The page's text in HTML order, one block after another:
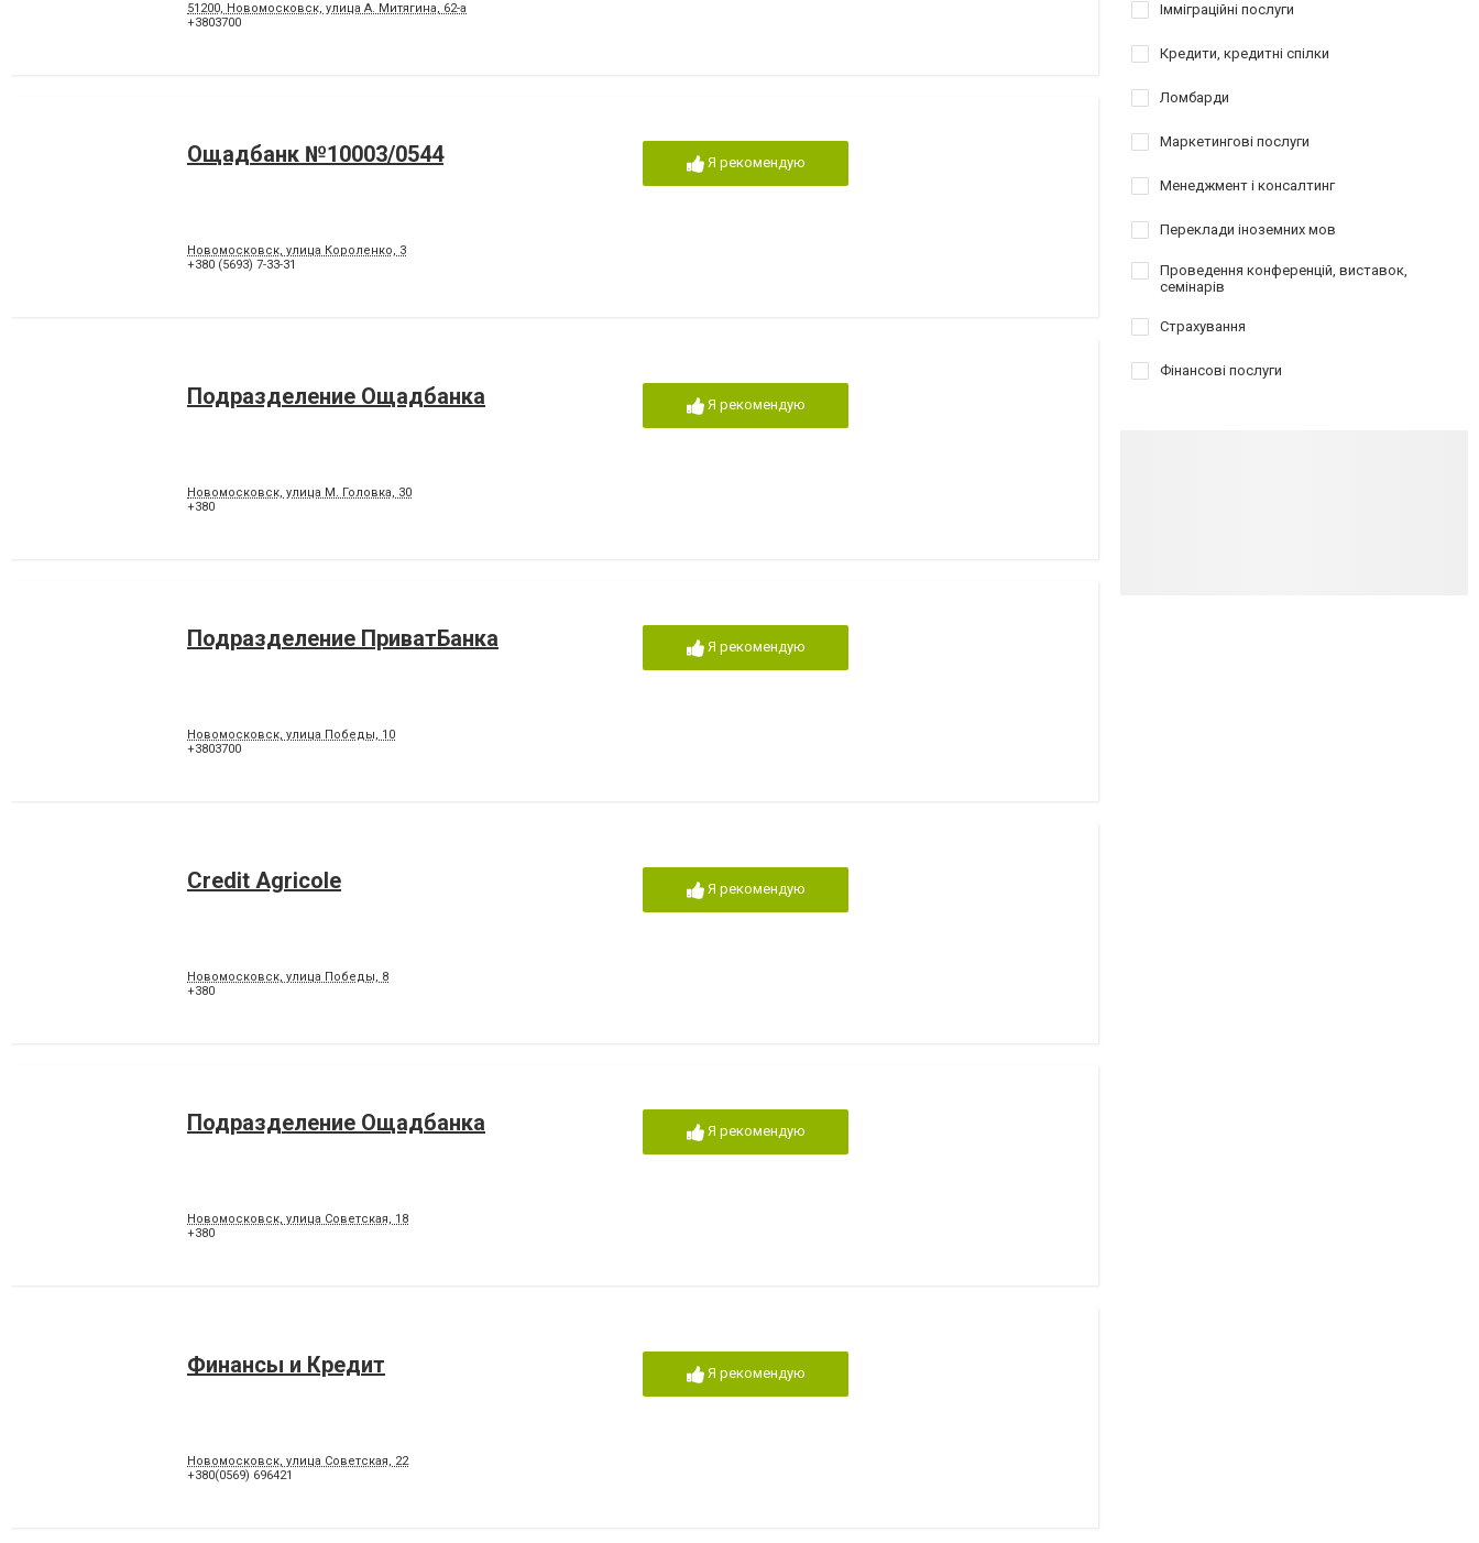
51200, Новомосковск, улица А. Митягина, 62-а
+3803700
Ощадбанк №10003/0544
Новомосковск, улица Короленко, 3
+380 (5693) 7-33-31
Я рекомендую
Подразделение Ощадбанка
Новомосковск, улица М. Головка, 30
+380
Я рекомендую
Подразделение ПриватБанка
Новомосковск, улица Победы, 10
+3803700
Я рекомендую
Credit Agricole
Новомосковск, улица Победы, 8
+380
Я рекомендую
Подразделение Ощадбанка
Новомосковск, улица Советская, 18
+380
Я рекомендую
Финансы и Кредит
Новомосковск, улица Советская, 22
+380(0569) 696421
Я рекомендую
Імміграційні послуги
Кредити, кредитні спілки
Ломбарди
Маркетингові послуги
Менеджмент і консалтинг
Переклади іноземних мов
Проведення конференцій, виставок,
семінарів
Страхування
Фінансові послуги